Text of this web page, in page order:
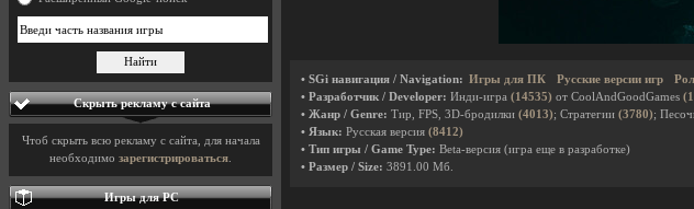
• SGi навигация / Navigation: Игры для ПК Русские версии игр
• Разработчик / Developer: Инди-игра (14535) от CoolAndGoodGames
• Жанр / Genre: Тир, FPS, 3D-бродилки (4013); Стратегии (3780);
• Язык: Русская версия (8412)
• Тип игры / Game Type: Beta-версия (игра еще в разработке)
• Размер / Size: 3891.00 Мб.
Скрыть рекламу с сайта
Чтоб скрыть всю рекламу с сайта, для начала
необходимо зарегистрироваться
Игры для PC